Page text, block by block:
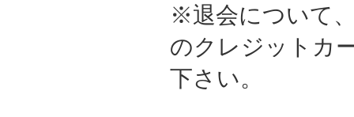
※退会について
のクレジットカ
下さい。